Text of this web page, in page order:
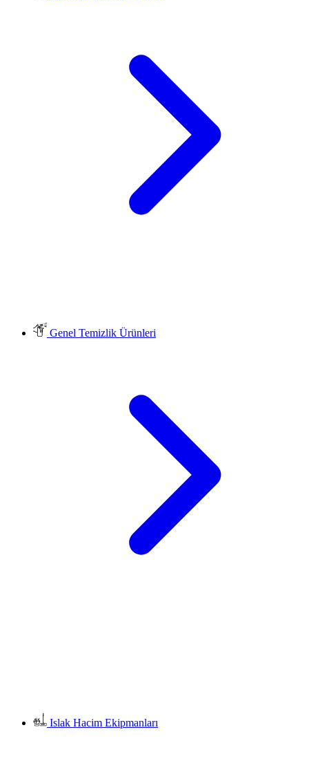
Genel Temizlik Ürünleri
Islak Hacim Ekipmanları